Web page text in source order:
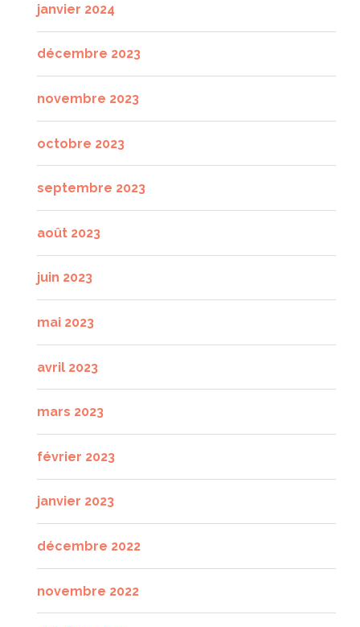
janvier 2024
décembre 2023
novembre 2023
octobre 2023
septembre 2023
août 2023
juin 2023
mai 2023
avril 2023
mars 2023
février 2023
janvier 2023
décembre 2022
novembre 2022